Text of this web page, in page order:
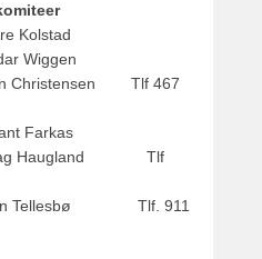
Kolstad
Wiggen
Tlf 467
Farkas
Haugland Tlf
Tellesbø Tlf. 911